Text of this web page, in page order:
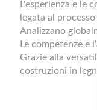
L'esperienza e le
legata al
Analizzano
Le competenze
Grazie alla
costruzioni in